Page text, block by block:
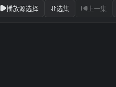
播放源选择 选集 上一集